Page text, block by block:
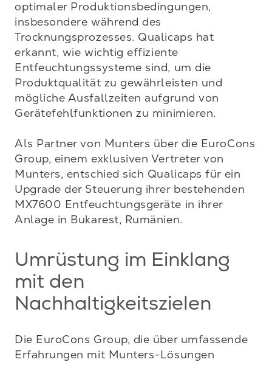
optimaler Produktionsbedingungen,
insbesondere während des
Trocknungsprozesses. Qualicaps hat
erkannt, wie wichtig effiziente
Entfeuchtungssysteme sind, um die
Produktqualität zu gewährleisten und
mögliche Ausfallzeiten aufgrund von
Gerätefehlfunktionen zu minimieren.
Als Partner von Munters über die EuroCons
Group, einem exklusiven Vertreter von
Munters, entschied sich Qualicaps für ein
Upgrade der Steuerung ihrer bestehenden
MX7600 Entfeuchtungsgeräte in ihrer
Anlage in Bukarest, Rumänien.
Umrüstung im Einklang
mit den
Nachhaltigkeitszielen
Die EuroCons Group, die über umfassende
Erfahrungen mit Munters-Lösungen